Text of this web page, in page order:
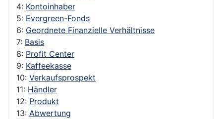
4: Kontoinhaber
5: Evergreen-Fonds
6: Geordnete Finanzielle Verhältnisse
7: Basis
8: Profit Center
9: Kaffeekasse
10: Verkaufsprospekt
11: Händler
12: Produkt
13: Abwertung